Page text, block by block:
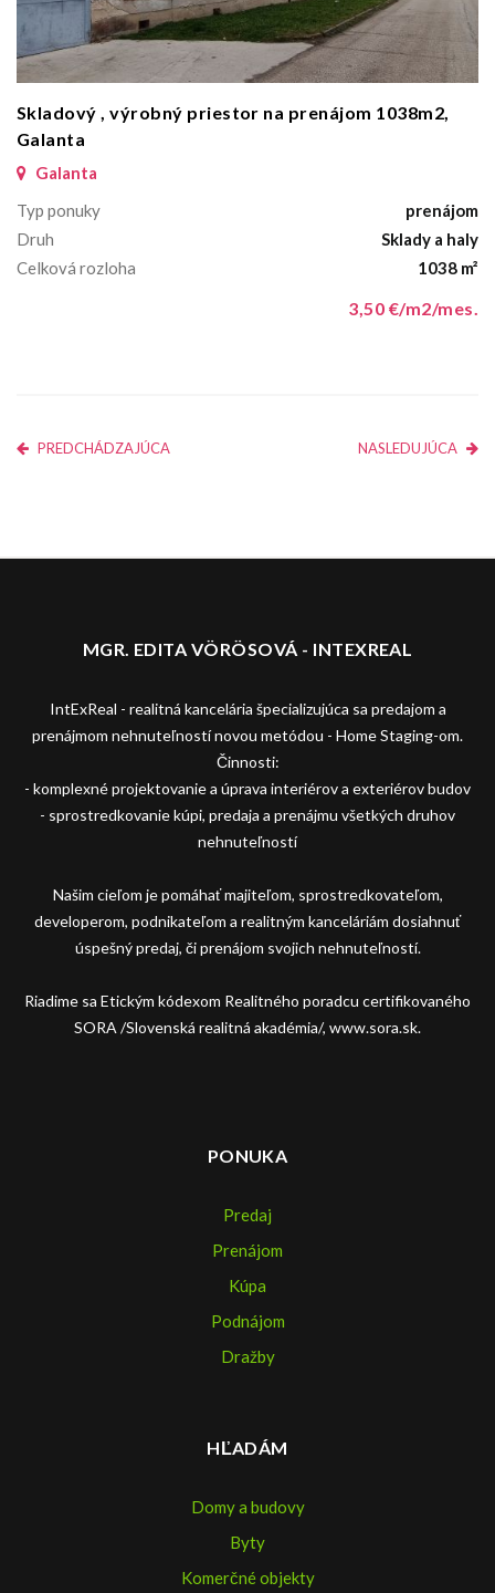
Skladový , výrobný priestor na prenájom 1038m2,
Galanta
Galanta
Typ ponuky
prenájom
Druh
Sklady a haly
Celková rozloha
1038 m²
3,50 €/m2/mes.
PREDCHÁDZAJÚCA NASLEDUJÚCA
MGR. EDITA VÖRÖSOVÁ - INTEXREAL
IntExReal - realitná kancelária špecializujúca sa predajom a
prenájmom nehnuteľností novou metódou - Home Staging-om.
Činnosti:
- komplexné projektovanie a úprava interiérov a exteriérov budov
- sprostredkovanie kúpi, predaja a prenájmu všetkých druhov
nehnuteľností
Našim cieľom je pomáhať majiteľom, sprostredkovateľom,
developerom, podnikateľom a realitným kanceláriám dosiahnuť
úspešný predaj, či prenájom svojich nehnuteľností.
Riadime sa Etickým kódexom Realitného poradcu certifikovaného
SORA /Slovenská realitná akadémia/, www.sora.sk.
PONUKA
Predaj
Prenájom
Kúpa
Podnájom
Dražby
HĽADÁM
Domy a budovy
Byty
Komerčné objekty